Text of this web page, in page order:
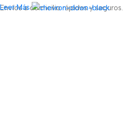
Envíos a domicilio rápidos y seguros.
Leer Más